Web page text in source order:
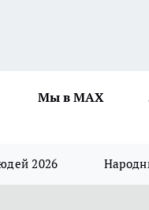
Мы в MAX
2026